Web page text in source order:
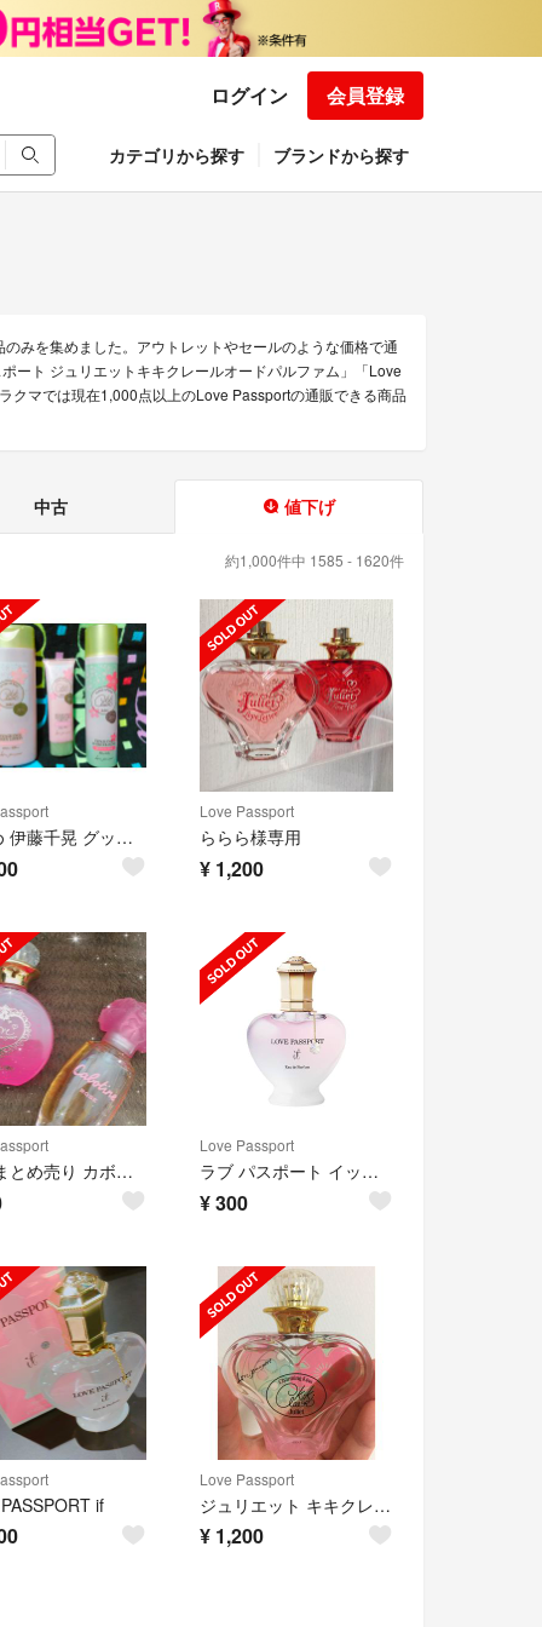
ログイン 会員登録
カテゴリから探す ブランドから探す
みを集めました。アウトレットやセールのような価格で通
ト ジュリエットキキクレールオードパルファム」「Love
マでは現在1,000点以上のLove Passportの通販できる商品
中古 値下げ
約1,000件中 1585 - 1620件
まとめ 伊藤千晃 グッズ キキクレール ラブパスポート
Love Passport
ららら様専用
¥ 1,200
香水 まとめ売り カボディーヌ ラブパスポート
Love Passport
ラブ パスポート イット オードパルファム sample
¥300
if
Love Passport
ジュリエット キキクレール オードパルファム
¥ 1,200